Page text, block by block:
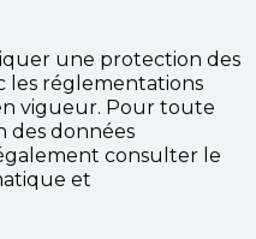
une protection des
les réglementations
vigueur. Pour toute
des données
consulter le
et